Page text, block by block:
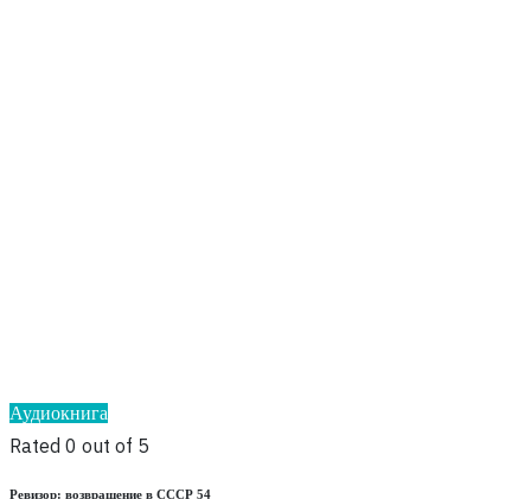
Аудиокнига
Rated 0 out of 5
Ревизор: возвращение в СССР 54